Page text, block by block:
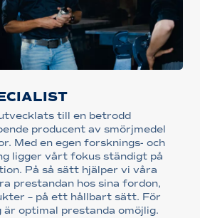
till en betrodd
producent av smörjmedel
Med en egen forsknings- och
ligger vårt fokus ständigt på
På så sätt hjälper vi våra
prestandan hos sina fordon,
– på ett hållbart sätt. För
optimal prestanda omöjlig.